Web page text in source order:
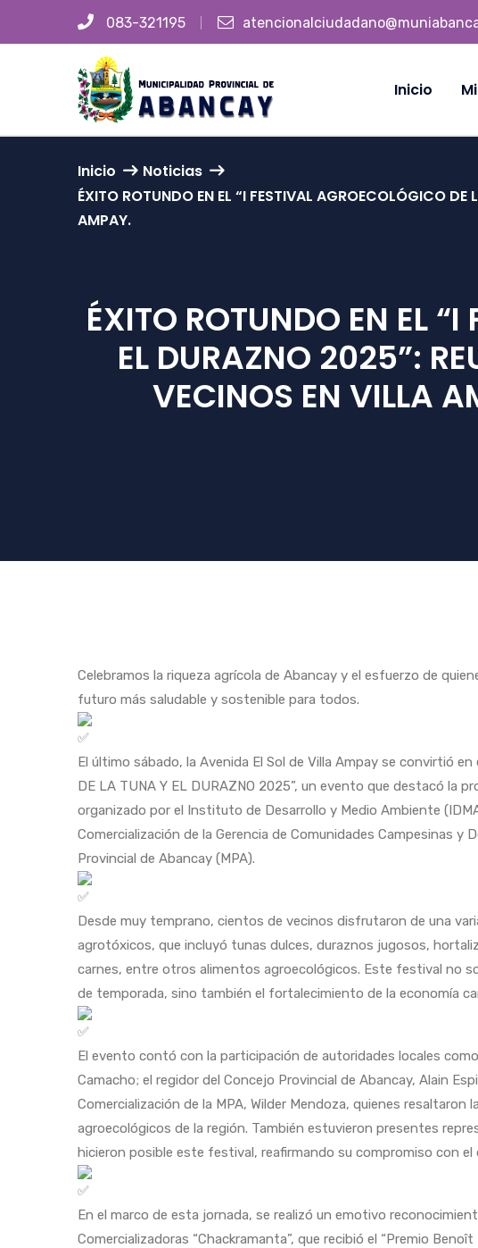
083-321195
Inicio
Inicio
Noticias
ÉXITO ROTUNDO EN EL “I FESTIVAL AGROECOLÓGICO
AMPAY.
ÉXITO ROTUNDO EN EL
EL DURAZNO 2025”:
VECINOS EN
Celebramos la riqueza agrícola de Abancay y el esfuerzo de
futuro más saludable y sostenible para todos.
El último sábado, la Avenida El Sol de Villa Ampay se convirtió en
DE LA TUNA Y EL DURAZNO 2025”, un evento que destacó la
organizado por el Instituto de Desarrollo y Medio Ambiente
Comercialización de la Gerencia de Comunidades Campesinas y
Provincial de Abancay (MPA).
Desde muy temprano, cientos de vecinos disfrutaron de una
agrotóxicos, que incluyó tunas dulces, duraznos jugosos,
carnes, entre otros alimentos agroecológicos. Este festival no
de temporada, sino también el fortalecimiento de la economía
El evento contó con la participación de autoridades locales
Camacho; el regidor del Concejo Provincial de Abancay, Alain
Comercialización de la MPA, Wilder Mendoza, quienes
agroecológicos de la región. También estuvieron presentes
hicieron posible este festival, reafirmando su compromiso con el
En el marco de esta jornada, se realizó un emotivo
Comercializadoras “Chackramanta”, que recibió el “Premio